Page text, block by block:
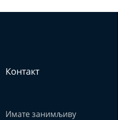
Контакт
Имате занимљиву